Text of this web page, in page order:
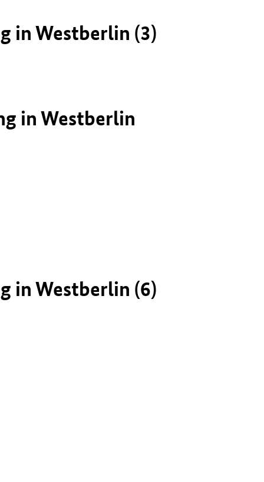
in Westberlin (3)
in Westberlin
in Westberlin (6)